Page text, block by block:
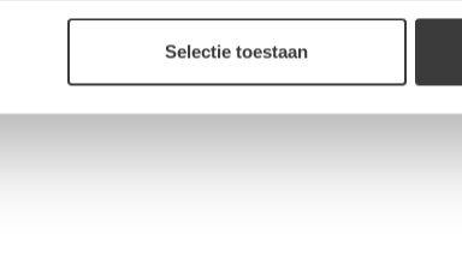
Selectie toestaan